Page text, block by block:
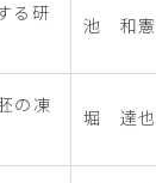
る研
池 和憲
の凍
堀 達也